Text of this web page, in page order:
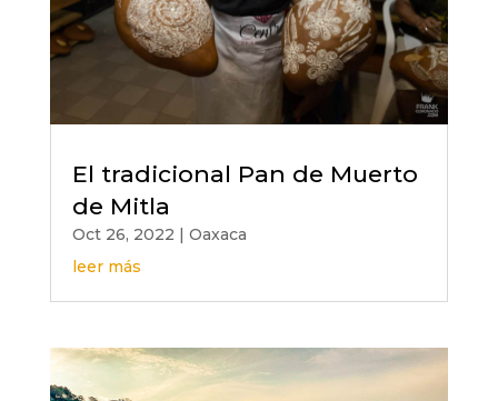
El tradicional Pan de Muerto
de Mitla
Oct 26, 2022 | Oaxaca
leer más